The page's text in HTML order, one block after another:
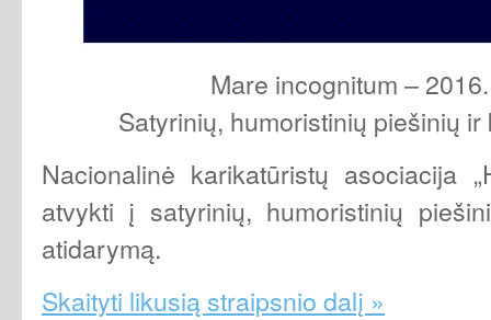
Mare incognitum –
Satyrinių, humoristinių piešinių
Nacionalinė karikatūristų asociacija
atvykti į satyrinių, humoristinių
atidarymą.
Skaityti likusią straipsnio dalį »